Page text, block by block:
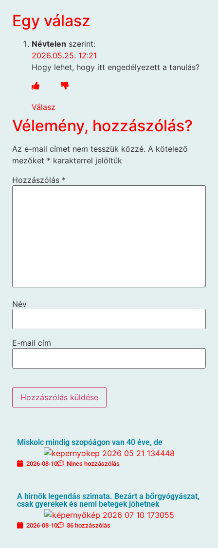
Egy válasz
Névtelen szerint:
2026.05.25. 12:21
Hogy lehet, hogy itt engedélyezett a tanulás?
Válasz
Vélemény, hozzászólás?
Az e-mail címet nem tesszük közzé. A kötelező
mezőket * karakterrel jelöltük
Hozzászólás *
Név
E-mail cím
Miskolc mindig szopóágon van 40 éve, de
2026-08-10 Nincs hozzászólás
A hirnök legendás szimata. Bezárt a bőrgyógyászat,
csak gyerekek és nemi betegek jöhetnek
2026-08-10 36 hozzászólás